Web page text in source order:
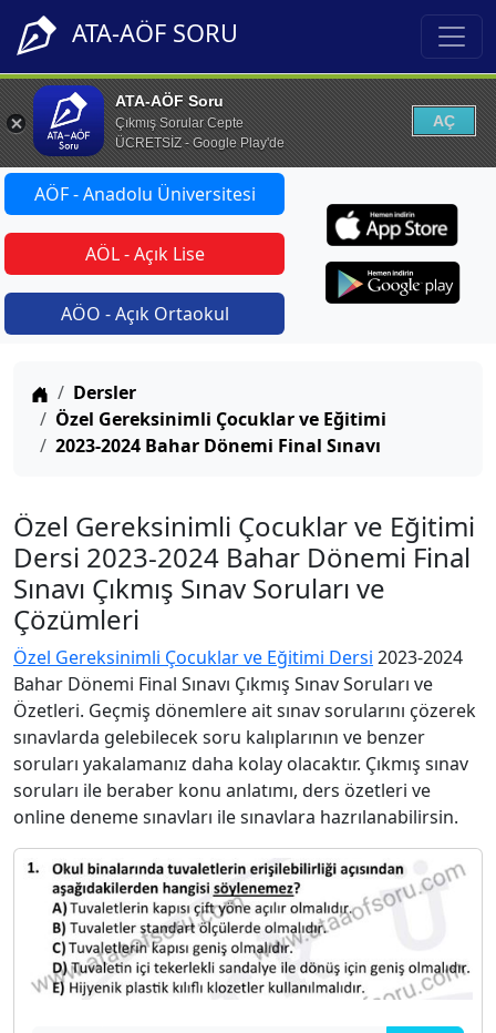
ATA-AÖF SORU
ATA-AÖF Soru
Çıkmış Sorular Cepte
ÜCRETSİZ - Google Play'de
AÇ
AÖF - Anadolu Üniversitesi
AÖL - Açık Lise
AÖO - Açık Ortaokul
Anasayfa
Dersler
Özel Gereksinimli Çocuklar ve Eğitimi
2023-2024 Bahar Dönemi Final Sınavı
Özel Gereksinimli Çocuklar ve Eğitimi
Dersi 2023-2024 Bahar Dönemi Final
Sınavı Çıkmış Sınav Soruları ve
Çözümleri
Özel Gereksinimli Çocuklar ve Eğitimi Dersi 2023-2024
Bahar Dönemi Final Sınavı Çıkmış Sınav Soruları ve
Özetleri. Geçmiş dönemlere ait sınav sorularını çözerek
sınavlarda gelebilecek soru kalıplarının ve benzer
soruları yakalamanız daha kolay olacaktır. Çıkmış sınav
soruları ile beraber konu anlatımı, ders özetleri ve
online deneme sınavları ile sınavlara hazrılanabilirsin.